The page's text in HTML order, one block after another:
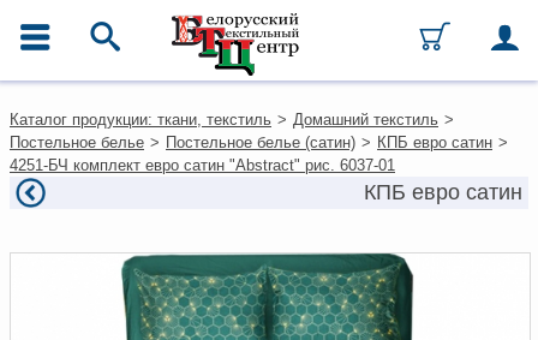
Каталог
Ткани
Домашний текстиль
Одежда
Текстиль для ресторанов и
Текстильная галантерея и
фурнитура
Каталог продукции: ткани, текстиль > Домашний текстиль >
Постельное белье > Постельное белье (сатин) > КПБ евро сатин >
4251-БЧ комплект евро сатин "Abstract" рис. 6037-01
КПБ евро сатин